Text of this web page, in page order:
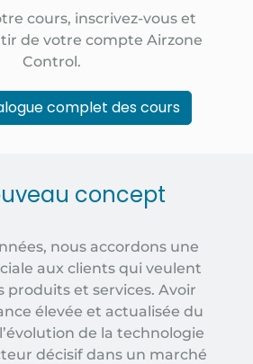
cours, inscrivez-vous et
de votre compte Airzone
Control.
complet des cours
concept
nous accordons une
aux clients qui veulent
produits et services. Avoir
élevée et actualisée du
de la technologie
décisif dans un marché